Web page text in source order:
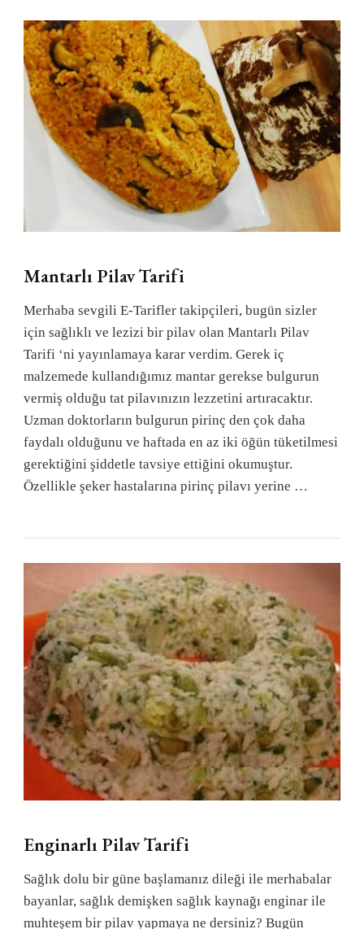
Mantarlı Pilav Tarifi
Merhaba sevgili E-Tarifler takipçileri, bugün sizler
için sağlıklı ve lezizi bir pilav olan Mantarlı Pilav
Tarifi ‘ni yayınlamaya karar verdim. Gerek iç
malzemede kullandığımız mantar gerekse bulgurun
vermiş olduğu tat pilavınızın lezzetini artıracaktır.
Uzman doktorların bulgurun pirinç den çok daha
faydalı olduğunu ve haftada en az iki öğün tüketilmesi
gerektiğini şiddetle tavsiye ettiğini okumuştur.
Özellikle şeker hastalarına pirinç pilavı yerine …
Enginarlı Pilav Tarifi
Sağlık dolu bir güne başlamanız dileği ile merhabalar
bayanlar, sağlık demişken sağlık kaynağı enginar ile
muhteşem bir pilav yapmaya ne dersiniz? Bugün